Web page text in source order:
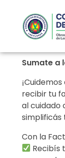
Sumate a
recibir tu
al cuidado
simplificás
Con la
Recibís